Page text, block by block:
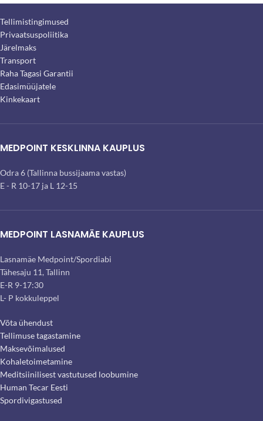
Tellimistingimused
Privaatsuspoliitika
Järelmaks
Transport
Raha Tagasi Garantii
Edasimüüjatele
Kinkekaart
MEDPOINT KESKLINNA KAUPLUS
Odra 6 (Tallinna bussijaama vastas)
E - R 10-17 ja L 12-15
MEDPOINT LASNAMÄE KAUPLUS
Lasnamäe Medpoint/Spordiabi
Tähesaju 11, Tallinn
E-R 9-17:30
L- P kokkuleppel
Võta ühendust
Tellimuse tagastamine
Maksevõimalused
Kohaletoimetamine
Meditsiinilisest vastutused loobumine
Human Tecar Eesti
Spordivigastused